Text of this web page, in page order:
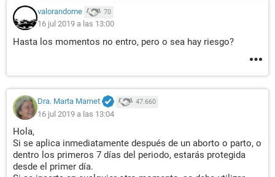
valorandome 70
16 jul 2019 a las 13:00
Hasta los momentos no entro, pero o sea hay riesgo?
Dra. Marta Marnet 47.660
16 jul 2019 a las 13:04
Hola,
Si se aplica inmediatamente después de un aborto o parto, o
dentro los primeros 7 días del periodo, estarás protegida
desde el primer día.